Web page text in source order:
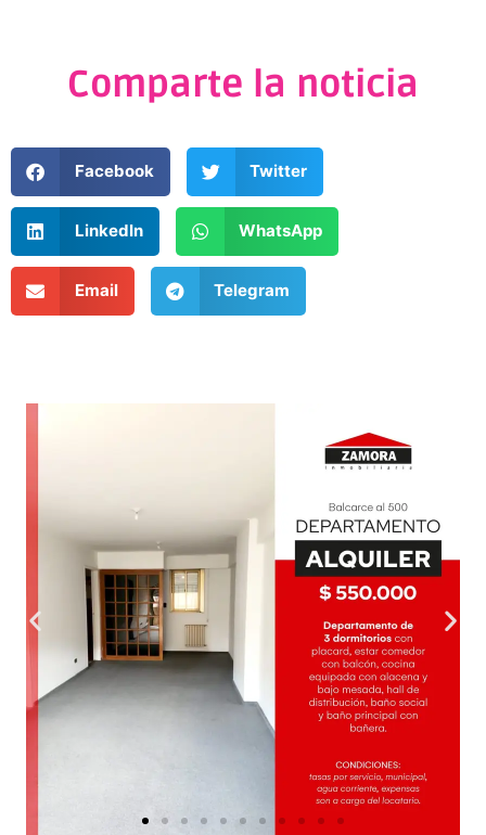
Comparte la noticia
Facebook Twitter
LinkedIn WhatsApp
Email Telegram